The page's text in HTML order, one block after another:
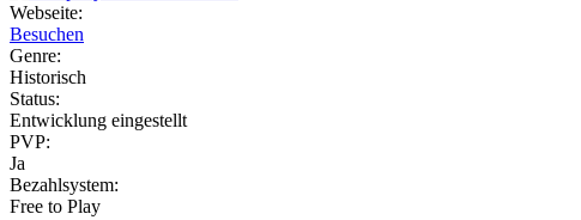
Webseite:
Besuchen
Genre:
Historisch
Status:
Entwicklung eingestellt
PVP:
Ja
Bezahlsystem:
Free to Play